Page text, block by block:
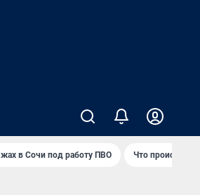
в Сочи под работу ПВО Что происходит